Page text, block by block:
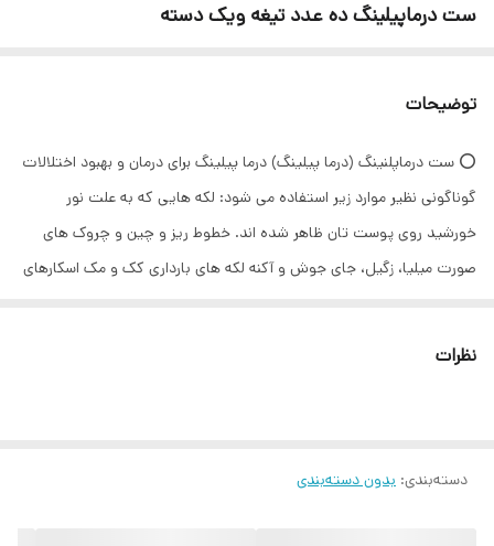
ست درماپیلینگ ده عدد تیغه ویک دسته
توضیحات
⭕ ست درماپلنینگ (درما پیلینگ) درما پیلینگ برای درمان و بهبود اختلالات
گوناگونی نظیر موارد زیر استفاده می شود: لکه هایی که به علت نور
خورشید روی پوست تان ظاهر شده اند. خطوط ریز و چین و چروک های
صورت میلیا، زگیل، جای جوش و آکنه لکه های بارداری کک و مک اسکارهای
نظرات
دسته‌بندی: بدون دسته‌بندی